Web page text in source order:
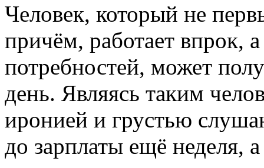
Человек, который не
причём, работает впрок,
потребностей, может
день. Являясь таким
иронией и грустью
до зарплаты ещё неделя,